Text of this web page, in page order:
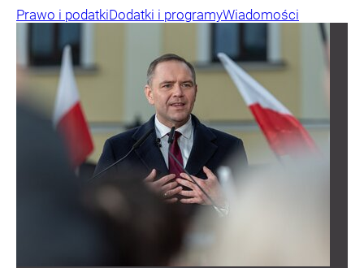
Prawo i podatkiDodatki i programyWiadomości